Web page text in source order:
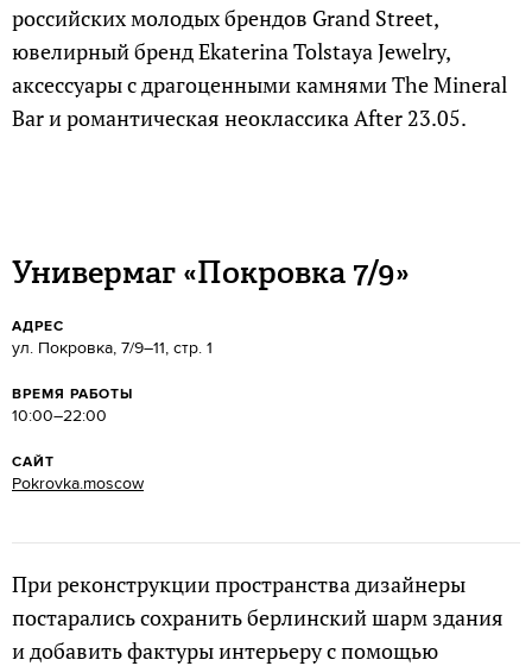
российских молодых брендов Grand Street,
ювелирный бренд Ekaterina Tolstaya Jewelry,
аксессуары с драгоценными камнями The Mineral
Bar и романтическая неоклассика After 23.05.
Универмаг «Покровка 7/9»
АДРЕС
ул. Покровка, 7/9–11, стр. 1
ВРЕМЯ РАБОТЫ
10:00–22:00
САЙТ
Pokrovka.moscow
При реконструкции пространства дизайнеры
постарались сохранить берлинский шарм здания
и добавить фактуры интерьеру с помощью